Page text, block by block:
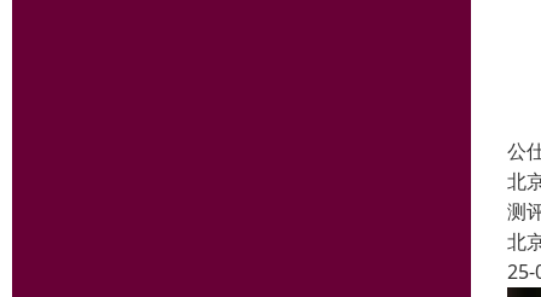
公
北
测
北
25-